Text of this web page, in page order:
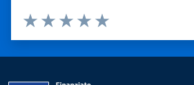
Valuta 5 stelle su 5
Valuta 4 stelle su 5
Valuta 3 stelle su 5
Valuta 2 stelle su 5
Valuta 1 stelle su 5